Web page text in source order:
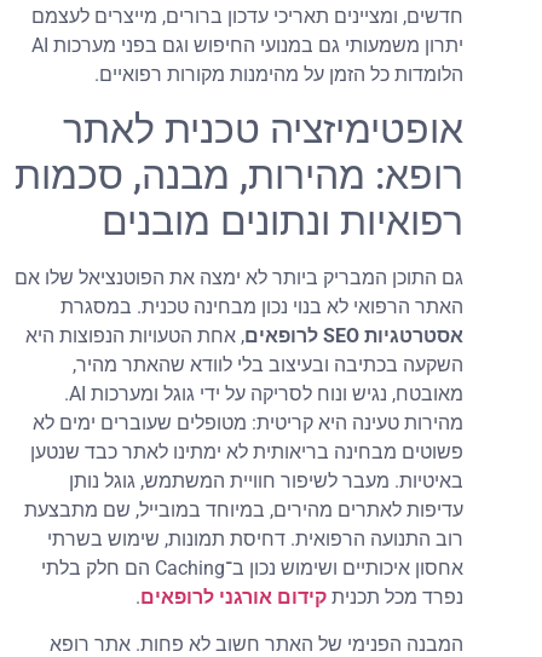
חדשים, ומציינים תאריכי עדכון ברורים, מייצרים לעצמם
יתרון משמעותי גם במנועי החיפוש וגם בפני מערכות AI
הלומדות כל הזמן על מהימנות מקורות רפואיים.
אופטימיזציה טכנית לאתר
רופא: מהירות, מבנה, סכמות
רפואיות ונתונים מובנים
גם התוכן המבריק ביותר לא ימצה את הפוטנציאל שלו אם
האתר הרפואי לא בנוי נכון מבחינה טכנית. במסגרת
אסטרטגיות SEO לרופאים
, אחת הטעויות הנפוצות היא
השקעה בכתיבה ובעיצוב בלי לוודא שהאתר מהיר,
מאובטח, נגיש ונוח לסריקה על ידי גוגל ומערכות AI.
מהירות טעינה היא קריטית: מטופלים שעוברים ימים לא
פשוטים מבחינה בריאותית לא ימתינו לאתר כבד שנטען
באיטיות. מעבר לשיפור חוויית המשתמש, גוגל נותן
עדיפות לאתרים מהירים, במיוחד במובייל, שם מתבצעת
רוב התנועה הרפואית. דחיסת תמונות, שימוש בשרתי
אחסון איכותיים ושימוש נכון ב־Caching הם חלק בלתי
נפרד מכל תכנית קידום אורגני לרופאים.
המבנה הפנימי של האתר חשוב לא פחות. אתר רופא